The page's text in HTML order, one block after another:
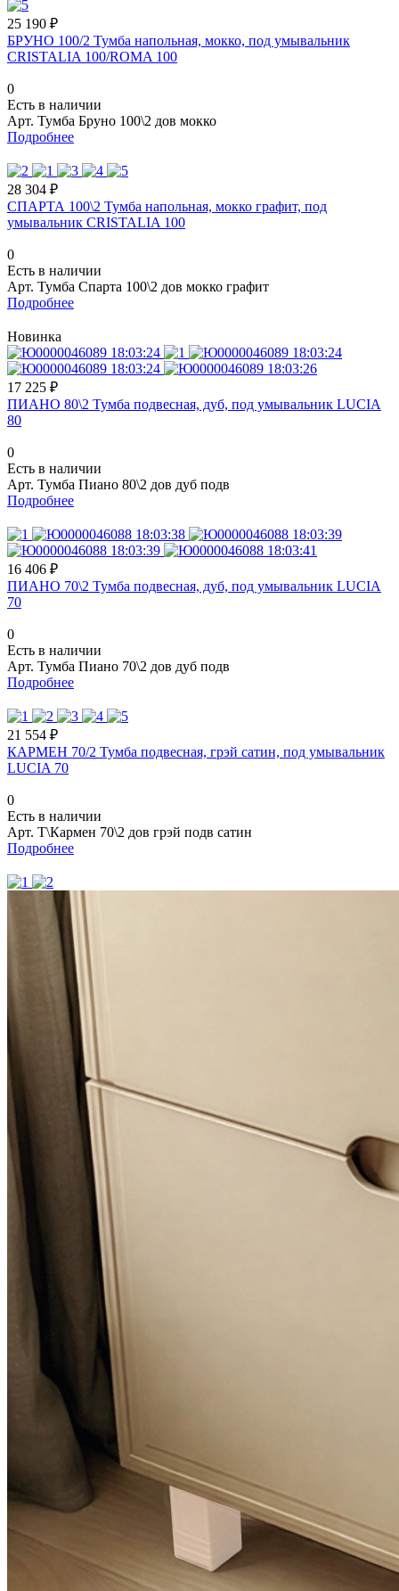
25 190 ₽
БРУНО 100/2 Тумба напольная, мокко, под умывальник
CRISTALIA 100/ROMA 100
0
Есть в наличии
Арт. Тумба Бруно 100\2 дов мокко
Подробнее
28 304 ₽
СПАРТА 100\2 Тумба напольная, мокко графит, под
умывальник CRISTALIA 100
0
Есть в наличии
Арт. Тумба Спарта 100\2 дов мокко графит
Подробнее
Новинка
17 225 ₽
ПИАНО 80\2 Тумба подвесная, дуб, под умывальник LUCIA
80
0
Есть в наличии
Арт. Тумба Пиано 80\2 дов дуб подв
Подробнее
16 406 ₽
ПИАНО 70\2 Тумба подвесная, дуб, под умывальник LUCIA
70
0
Есть в наличии
Арт. Тумба Пиано 70\2 дов дуб подв
Подробнее
21 554 ₽
КАРМЕН 70/2 Тумба подвесная, грэй сатин, под умывальник
LUCIA 70
0
Есть в наличии
Арт. Т\Кармен 70\2 дов грэй подв сатин
Подробнее